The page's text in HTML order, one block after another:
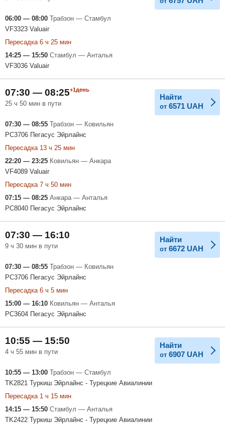
06:00 — 08:00 Трабзон — Стамбул
VF3323 Valuair
Пересадка 6 ч 25 мин
14:25 — 15:50 Стамбул — Анталья
VF3036 Valuair
07:30 — 08:25+1день
25 ч 50 мин в пути
Найти
от 6571 UAH
07:30 — 08:55 Трабзон — Ковильян
PC3706 Пегасус Эйрлайнс
Пересадка 13 ч 25 мин
22:20 — 23:25 Ковильян — Анкара
VF4089 Valuair
Пересадка 7 ч 50 мин
07:15 — 08:25 Анкара — Анталья
PC8040 Пегасус Эйрлайнс
07:30 — 16:10
9 ч 30 мин в пути
Найти
от 6672 UAH
07:30 — 08:55 Трабзон — Ковильян
PC3706 Пегасус Эйрлайнс
Пересадка 6 ч 5 мин
15:00 — 16:10 Ковильян — Анталья
PC3604 Пегасус Эйрлайнс
10:55 — 15:50
4 ч 55 мин в пути
Найти
от 6907 UAH
10:55 — 13:00 Трабзон — Стамбул
TK2821 Туркиш Эйрлайнс - Турецкие Авиалинии
Пересадка 1 ч 15 мин
14:15 — 15:50 Стамбул — Анталья
TK2422 Туркиш Эйрлайнс - Турецкие Авиалинии